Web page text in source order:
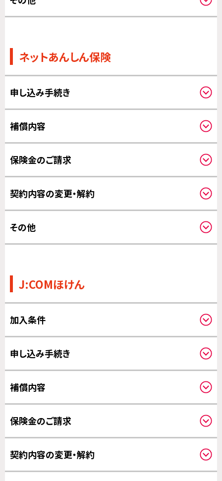
ネットあんしん保険
申し込み手続き
クーリングオフについて
補償内容
補償の対象となる費用について
補償開始日について
保険金のご請求
契約内容の変更・解約
その他
J:COMほけん
加入条件
申し込み手続き
クーリングオフについて
補償内容
保険金のご請求
保険金のお支払いについて
契約内容の変更・解約